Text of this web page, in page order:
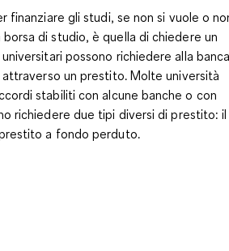
finanziare gli studi, se non si vuole o
borsa di studio, è quella dichiedere un
possono richiedere alla
un prestito. Molte università
stabiliti con alcune banche o con
richiedere due tipi diversi di prestito: il
a fondo perduto.